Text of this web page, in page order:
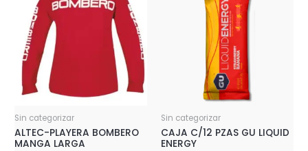
Sin categorizar
ALTEC-PLAYERA BOMBERO
MANGA LARGA
Sin categorizar
CAJA C/12 PZAS GU LIQUID
ENERGY